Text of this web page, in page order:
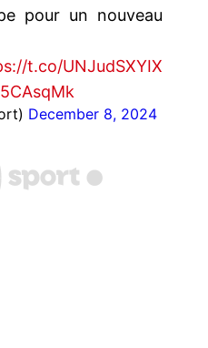
pour un nouveau
t.co/UNJudSXYIX
December 8, 2024